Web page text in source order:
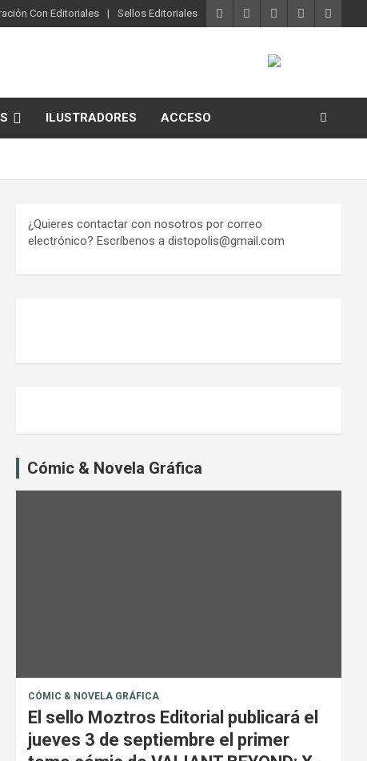
Con Editoriales Sellos Editoriales
ILUSTRADORES ACCESO
¿Quieres contactar con nosotros por correo
electrónico? Escríbenos a distopolis@gmail.com
Cómic & Novela Gráfica
CÓMIC & NOVELA GRÁFICA
El sello Moztros Editorial publicará el
jueves 3 de septiembre el primer